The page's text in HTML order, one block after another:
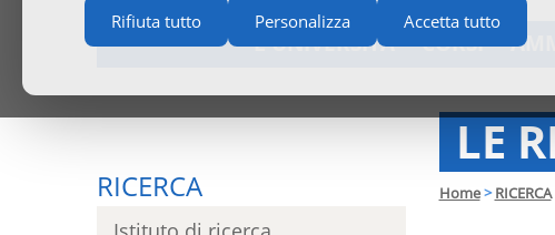
Rifiuta tutto Personalizza Accetta tutto
L'UNIVERSITÀ CORSI
RICERCA
LE
Home> RICERCA